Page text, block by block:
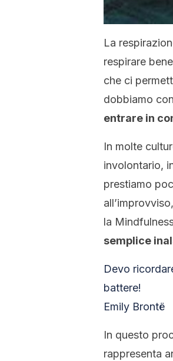
La
respirare
che ci
dobbiamo
entrare in
In molte
involontario,
prestiamo
la
semplice
Devo
battere!
Emily Brontë
In questo
rappresenta